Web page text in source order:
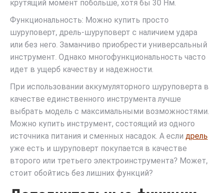
крутящий момент побольше, хотя бы 30 Нм.
Функциональность: Можно купить просто
шуруповерт, дрель-шуруповерт с наличием удара
или без него. Заманчиво приобрести универсальный
инструмент. Однако многофункциональность часто
идет в ущерб качеству и надежности.
При использовании аккумуляторного шуруповерта в
качестве единственного инструмента лучше
выбрать модель с максимальными возможностями.
Можно купить инструмент, состоящий из одного
источника питания и сменных насадок. А если дрель
уже есть и шуруповерт покупается в качестве
второго или третьего электроинструмента? Может,
стоит обойтись без лишних функций?